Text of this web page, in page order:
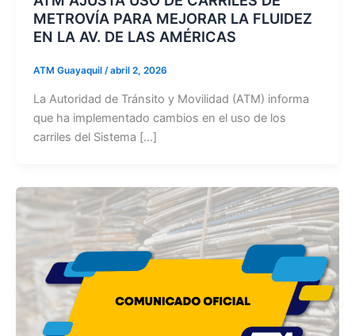
METROVÍA PARA MEJORAR LA FLUIDEZ
EN LA AV. DE LAS AMÉRICAS
ATM Guayaquil /abril 2, 2026
La Autoridad de Tránsito y Movilidad (ATM) informa
que ha implementado cambios en el uso de los
carriles del Sistema […]